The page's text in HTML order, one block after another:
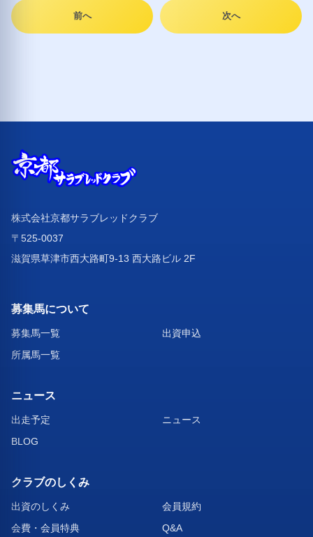
前へ 次へ
株式会社京都サラブレッドクラブ
〒525-0037
滋賀県草津市西大路町9-13 西大路ビル 2F
募集馬について
募集馬一覧
出資申込
所属馬一覧
ニュース
出走予定
ニュース
BLOG
クラブのしくみ
出資のしくみ
会員規約
会費・会員特典
Q&A